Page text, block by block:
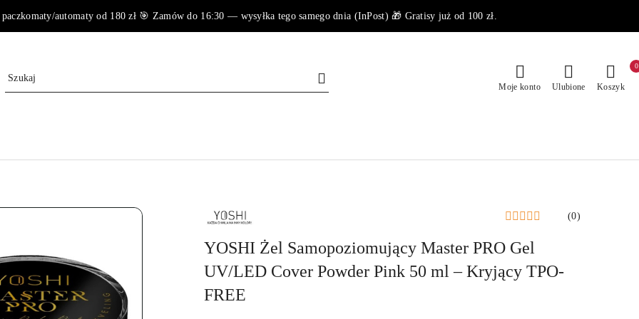
paczkomaty/automaty od 180 zł 🎯 Zamów do 16:30 — wysyłka tego samego dnia (InPost) 🎁 Gratisy już od 100 zł.
Moje konto Ulubione Koszyk
0
NAZWA
PRODUCENTA:
(0)
YOSHI Żel Samopoziomujący Master PRO Gel
UV/LED Cover Powder Pink 50 ml – Kryjący TPO-
FREE